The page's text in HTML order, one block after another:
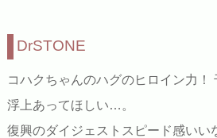
DrSTONE
コハクちゃんのハグのヒロイン力！
浮上あってほしい…。
復興のダイジェストスピード感いい